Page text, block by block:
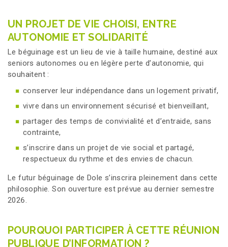
UN PROJET DE VIE CHOISI, ENTRE
AUTONOMIE ET SOLIDARITÉ
Le béguinage est un lieu de vie à taille humaine, destiné aux
seniors autonomes ou en légère perte d’autonomie, qui
souhaitent :
conserver leur indépendance dans un logement privatif,
vivre dans un environnement sécurisé et bienveillant,
partager des temps de convivialité et d’entraide, sans
contrainte,
s’inscrire dans un projet de vie social et partagé,
respectueux du rythme et des envies de chacun.
Le futur béguinage de Dole s’inscrira pleinement dans cette
philosophie. Son ouverture est prévue au dernier semestre
2026.
POURQUOI PARTICIPER À CETTE RÉUNION
PUBLIQUE D’INFORMATION ?